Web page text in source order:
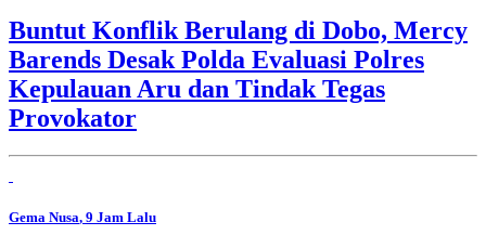
Buntut Konflik Berulang di Dobo, Mercy
Barends Desak Polda Evaluasi Polres
Kepulauan Aru dan Tindak Tegas
Provokator
Gema Nusa, 9 Jam Lalu